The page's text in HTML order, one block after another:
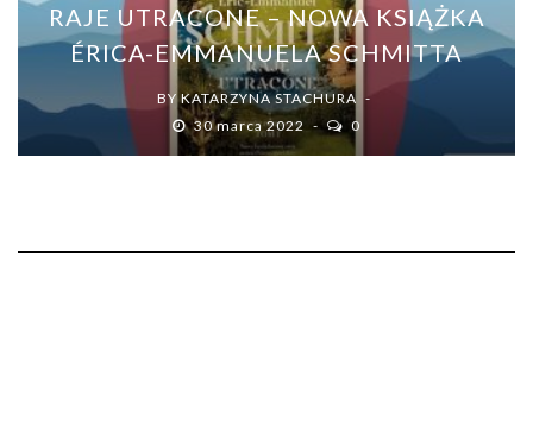
RAJE UTRACONE – NOWA KSIĄŻKA
ÉRICA-EMMANUELA SCHMITTA
BY KATARZYNA STACHURA
30 marca 2022
0